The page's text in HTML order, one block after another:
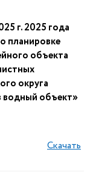
г. 2025 года
планировке
объекта
округа
водный объект»
Скачать